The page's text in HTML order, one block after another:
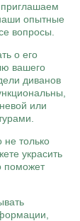
приглашаем
опытные
вопросы.
о его
вашего
диванов
или
не только
украсить
поможет